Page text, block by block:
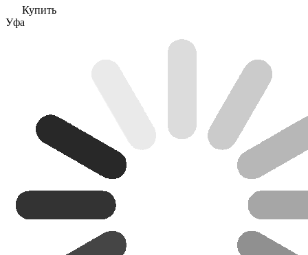
Купить
Уфа